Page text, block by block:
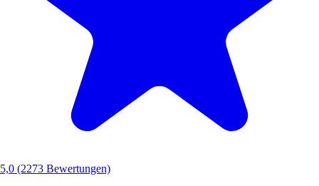
5,0 (2273 Bewertungen)